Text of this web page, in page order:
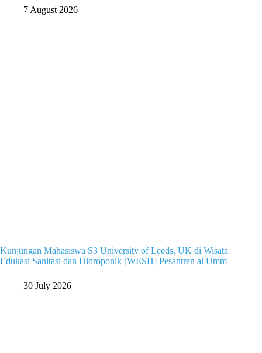
7 August 2026
Kunjungan Mahasiswa S3 University of Leeds, UK di Wisata
Edukasi Sanitasi dan Hidroponik [WESH] Pesantren al Umm
30 July 2026